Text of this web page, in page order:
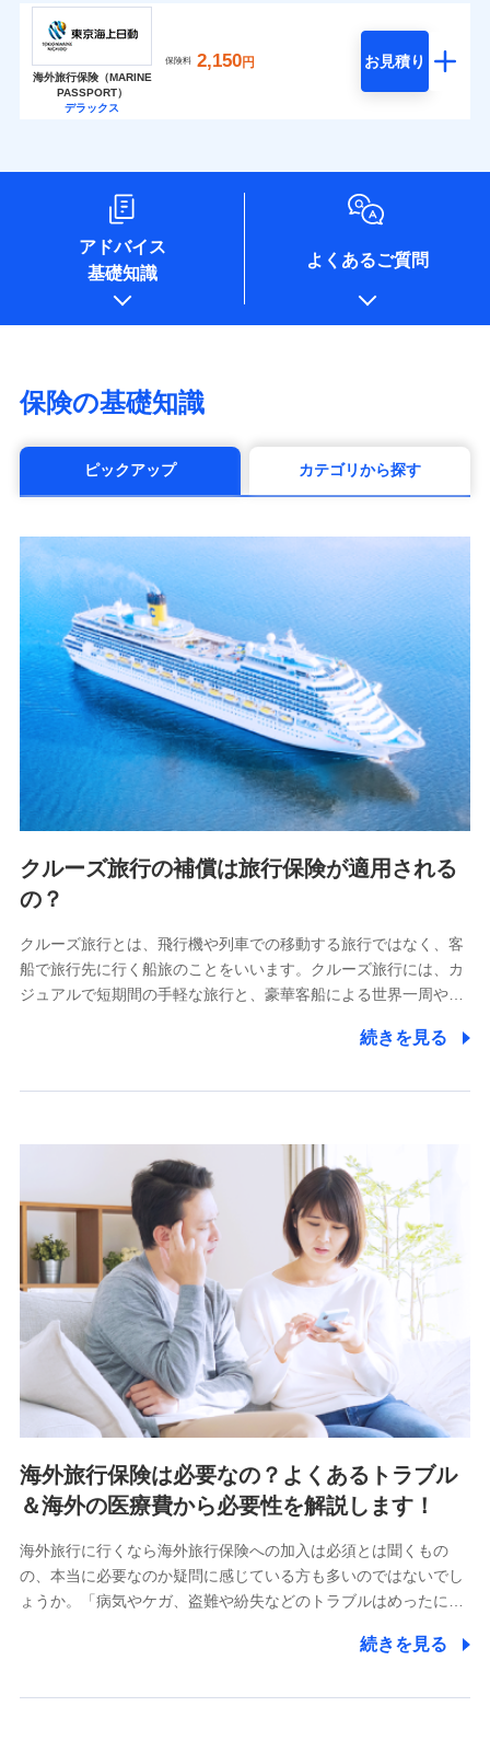
海外旅行保険（MARINE
PASSPORT）
デラックス
保険料 2,150円 お見積り
アドバイス
基礎知識
よくあるご質問
保険の基礎知識
ピックアップ カテゴリから探す
クルーズ旅行の補償は旅行保険が適用される
の？
クルーズ旅行とは、飛行機や列車での移動する旅行ではなく、客
船で旅行先に行く船旅のことをいいます。クルーズ旅行には、カ
ジュアルで短期間の手軽な旅行と、豪華客船による世界一周や…
続きを見る
海外旅行保険は必要なの？よくあるトラブル
＆海外の医療費から必要性を解説します！
海外旅行に行くなら海外旅行保険への加入は必須とは聞くもの
の、本当に必要なのか疑問に感じている方も多いのではないでし
ょうか。「病気やケガ、盗難や紛失などのトラブルはめったに…
続きを見る